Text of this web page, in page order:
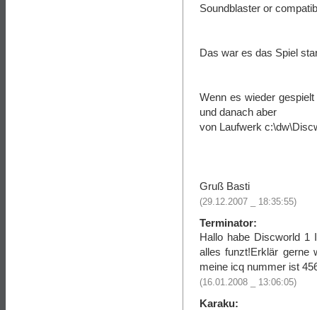
Soundblaster or
Das war es das Spiel
Wenn es wieder
und danach aber
von Laufwerk
Gruß Basti
(29.12.2007 _ 18:35:55)
Terminator:
Hallo habe Discworld 1
alles funzt!Erklär gerne
meine icq nummer ist
(16.01.2008 _ 13:06:05)
Karaku: